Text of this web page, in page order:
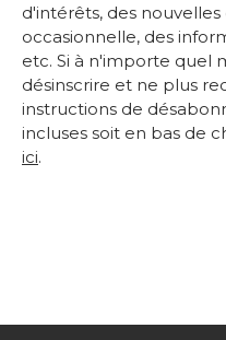
d'intérêts, des
occasionnelle, des
etc. Si à n'importe quel
désinscrire et ne plus
instructions de
incluses soit en bas de
ici.